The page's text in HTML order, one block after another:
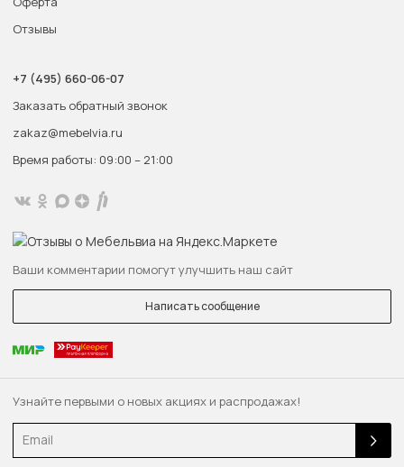
Узнайте первыми о новых акциях и распродажах!
Email
Отзывы
+7 (495) 660-06-07
Заказать обратный звонок
zakaz@mebelvia.ru
Время работы: 09:00 – 21:00
Ваши комментарии помогут улучшить наш сайт
Написать сообщение